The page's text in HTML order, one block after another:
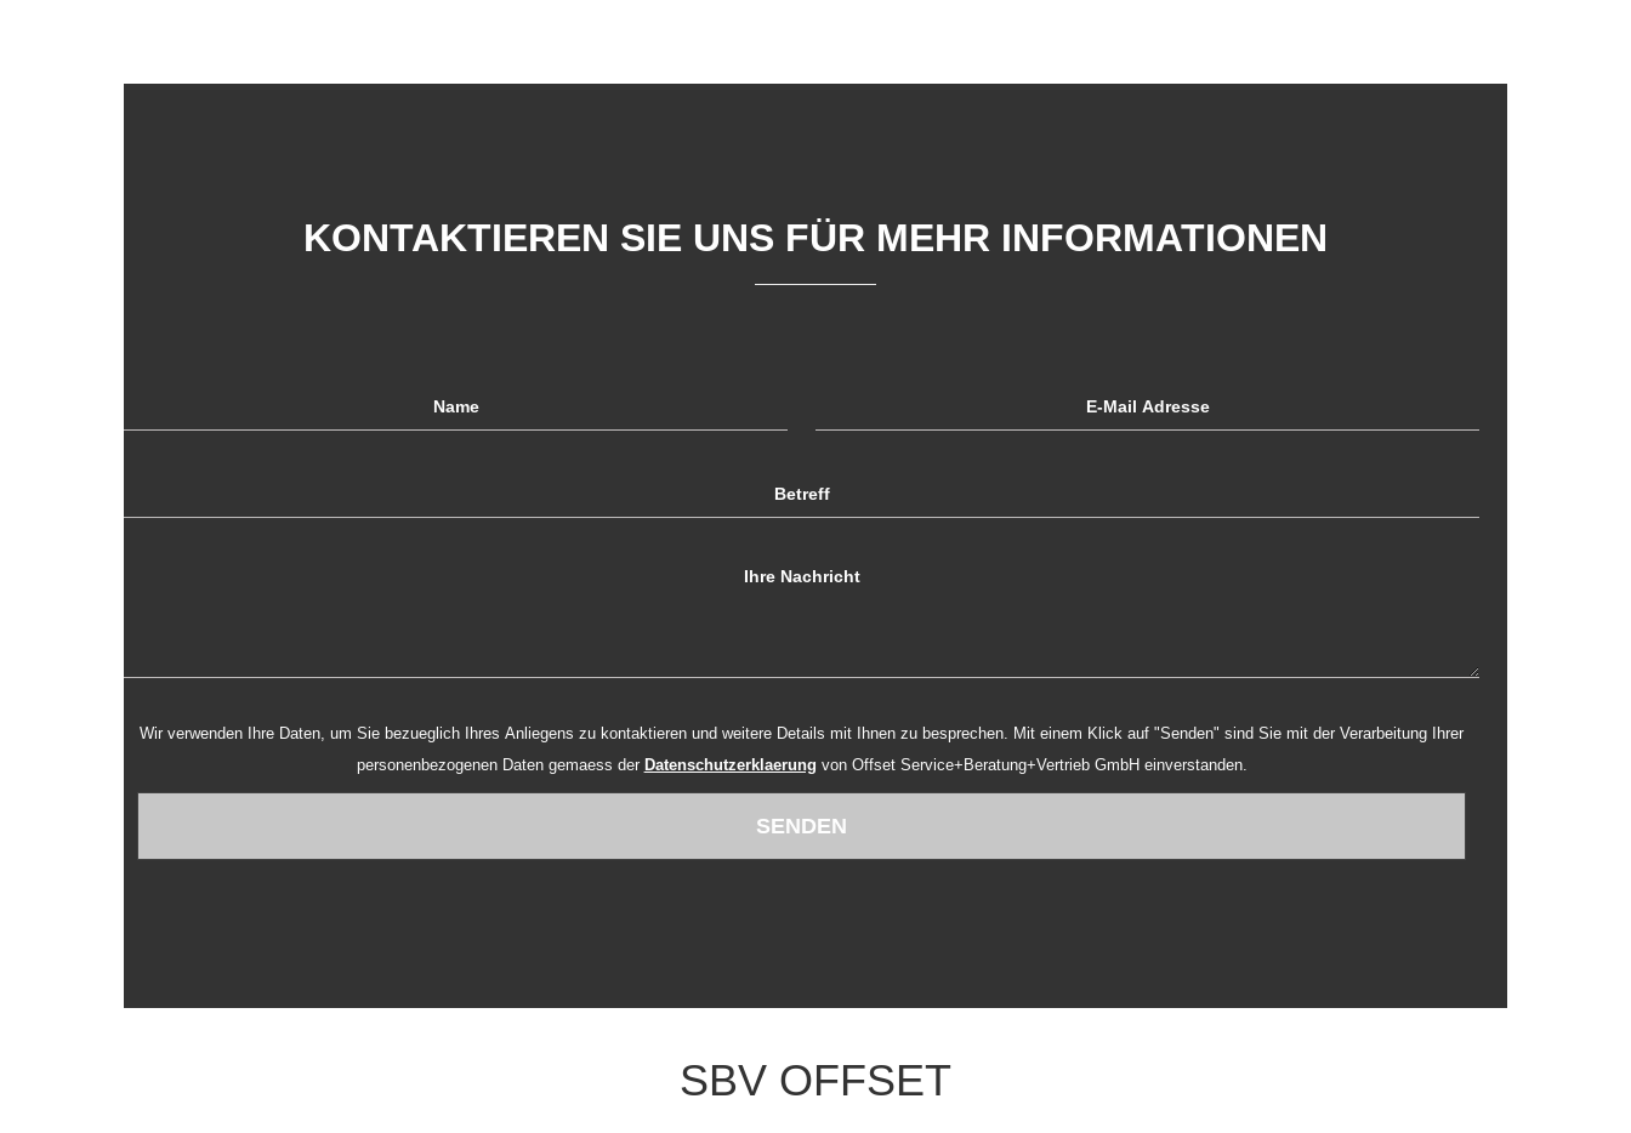
KONTAKTIEREN SIE UNS FÜR MEHR INFORMATIONEN
Wir verwenden Ihre Daten, um Sie bezueglich Ihres Anliegens zu kontaktieren und weitere Details mit Ihnen zu besprechen. Mit einem Klick auf "Senden" sind Sie mit der Verarbeitung Ihrer
personenbezogenen Daten gemaess der Datenschutzerklaerung von Offset Service+Beratung+Vertrieb GmbH einverstanden.
SENDEN
SBV OFFSET